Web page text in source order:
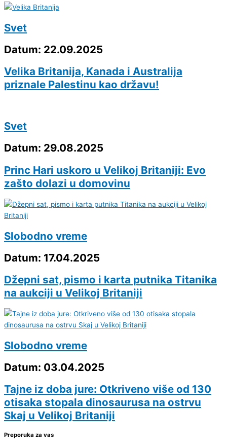
Svet
Datum: 22.09.2025
Velika Britanija, Kanada i Australija
priznale Palestinu kao državu!
Svet
Datum: 29.08.2025
Princ Hari uskoro u Velikoj Britaniji: Evo
zašto dolazi u domovinu
Slobodno vreme
Datum: 17.04.2025
Džepni sat, pismo i karta putnika Titanika
na aukciji u Velikoj Britaniji
Slobodno vreme
Datum: 03.04.2025
Tajne iz doba jure: Otkriveno više od 130
otisaka stopala dinosaurusa na ostrvu
Skaj u Velikoj Britaniji
Preporuka za vas